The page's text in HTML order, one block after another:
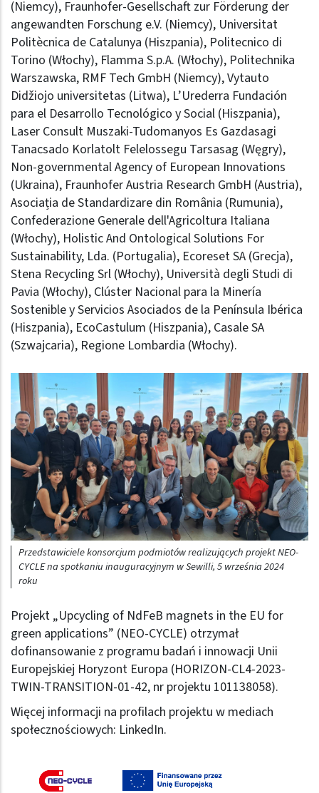
(Niemcy), Fraunhofer-Gesellschaft zur Förderung der
angewandten Forschung e.V. (Niemcy), Universitat
Politècnica de Catalunya (Hiszpania), Politecnico di
Torino (Włochy), Flamma S.p.A. (Włochy), Politechnika
Warszawska, RMF Tech GmbH (Niemcy),Vytauto
Didžiojo universitetas (Litwa), L’Urederra Fundación
para el Desarrollo Tecnológico y Social (Hiszpania),
Laser Consult Muszaki-Tudomanyos Es Gazdasagi
Tanacsado Korlatolt Felelossegu Tarsasag (Węgry),
Non-governmental Agency of European Innovations
(Ukraina), Fraunhofer Austria Research GmbH (Austria),
Asociația de Standardizare din România (Rumunia),
Confederazione Generale dell'Agricoltura Italiana
(Włochy), Holistic And Ontological Solutions For
Sustainability, Lda. (Portugalia), Ecoreset SA (Grecja),
Stena Recycling Srl (Włochy), Università degli Studi di
Pavia (Włochy), Clúster Nacional para la Minería
Sostenible y Servicios Asociados de la Península Ibérica
(Hiszpania), EcoCastulum (Hiszpania), Casale SA
(Szwajcaria), Regione Lombardia (Włochy).
Przedstawiciele konsorcjum podmiotów realizujących projekt NEO-
CYCLE na spotkaniu inauguracyjnym w Sewilli, 5 września 2024
roku
Projekt „Upcycling of NdFeB magnets in the EU for
green applications” (NEO-CYCLE) otrzymał
dofinansowanie z programu badań i innowacji Unii
Europejskiej Horyzont Europa (HORIZON-CL4-2023-
TWIN-TRANSITION-01-42, nr projektu 101138058).
Więcej informacji na profilach projektu w mediach
społecznościowych: LinkedIn.